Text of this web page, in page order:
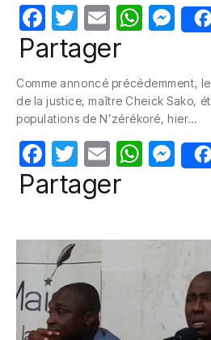
F
a
e
b
o
o
k
T
w
itt
er
E
m
W
s
A
p
p
M
e
e
n
g
er
Partager
Comme annoncé précédemment,
de la justice, maître Cheick Sako,
populations de N’zérékoré, hier…
F
a
e
b
o
o
T
w
itt
er
E
m
W
s
A
p
p
M
e
e
n
g
er
Partager